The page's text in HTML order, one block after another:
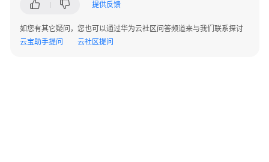
场
景
提供反馈
如您有其它疑问，您也可以通过华为云社区问答频道来与我们联系探讨
云宝助手提问
云社区提问